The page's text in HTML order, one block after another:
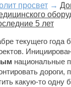
просвет →
5 лет
текущего года
национальные
какую-то